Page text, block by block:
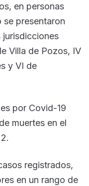
en personas
se presentaron
jurisdicciones
Villa de Pozos, IV
y VI de
por Covid-19
muertes en el
registrados,
en un rango de